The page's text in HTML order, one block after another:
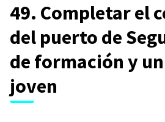
49. Completar el
del puerto de
de formación y
joven